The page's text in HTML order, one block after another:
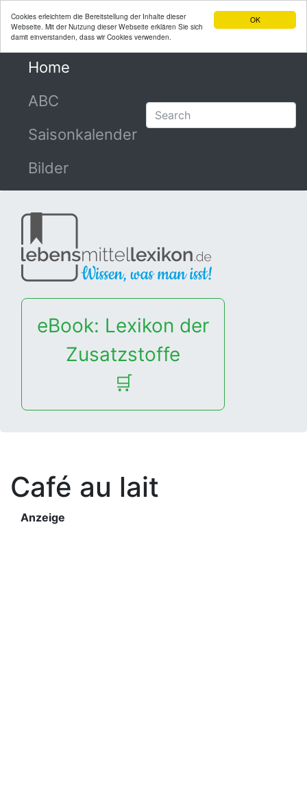
OK
Cookies erleichtern die Bereitstellung der Inhalte dieser
Webseite. Mit der Nutzung dieser Webseite erklären Sie sich
damit einverstanden, dass wir Cookies verwenden.
Home
ABC
Saisonkalender
Bilder
eBook: Lexikon der
Zusatzstoffe
🛒
Café au lait
Anzeige